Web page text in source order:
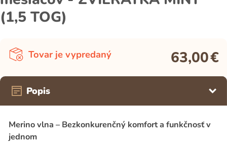
(1,5 TOG)
Tovar je vypredaný 63,00€
Popis
Merino vlna – Bezkonkurenčný komfort a funkčnosť v
jednom